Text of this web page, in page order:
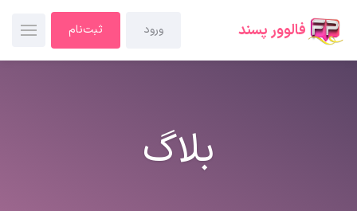
فالوور پسند ورود ثبت‌نام
بلاگ